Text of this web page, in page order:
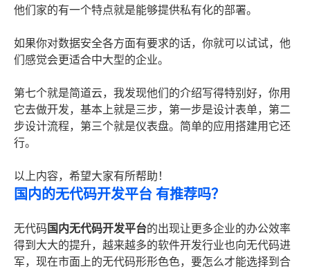
他们家的有一个特点就是能够提供私有化的部署。
如果你对数据安全各方面有要求的话，你就可以试试，他
们感觉会更适合中大型的企业。
第七个就是简道云，我发现他们的介绍写得特别好，你用
它去做开发，基本上就是三步，第一步是设计表单，第二
步设计流程，第三个就是仪表盘。简单的应用搭建用它还
行。
以上内容，希望大家有所帮助！
国内的无代码开发平台 有推荐吗？
无代码 国内无代码开发平台的出现让更多企业的办公效率
得到大大的提升，越来越多的软件开发行业也向无代码进
军，现在市面上的无代码形形色色，要怎么才能选择到合